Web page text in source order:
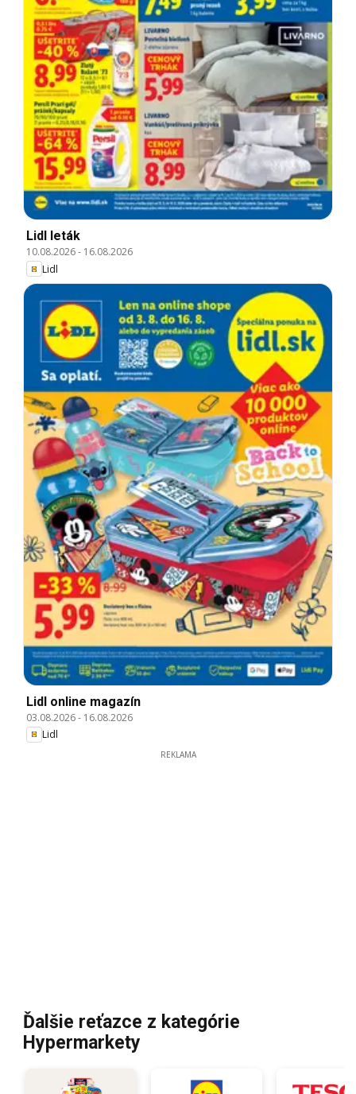
Lidl leták
10.08.2026- 16.08.2026
Lidl
Lidl online magazín
03.08.2026- 16.08.2026
Lidl
REKLAMA
Ďalšie reťazce z kategórie
Hypermarkety